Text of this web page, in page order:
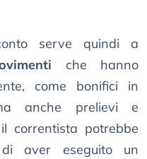
serve quindi a
che hanno
come bonifici in
anche prelievi e
correntista potrebbe
aver eseguito un